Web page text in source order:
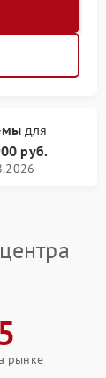
для
руб.
рынке